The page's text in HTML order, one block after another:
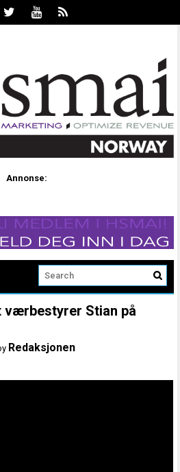
Annonse:
værbestyrer Stian på
Redaksjonen